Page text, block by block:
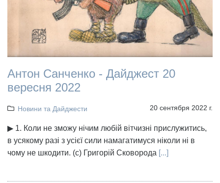
Антон Санченко - Дайджест 20
вересня 2022
Новини та Дайджести 20 сентября 2022 г.
▶ 1. Коли не зможу нічим любій вітчизні прислужитись,
в усякому разі з усієї сили намагатимуся ніколи ні в
чому не шкодити. (с) Григорій Сковорода [...]